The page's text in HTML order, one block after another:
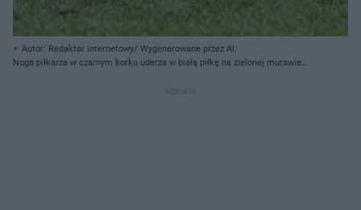
Autor: Redaktor internetowy/ Wygenerowane przez AI
Noga piłkarza w czarnym korku uderza w białą piłkę na zielonej murawie